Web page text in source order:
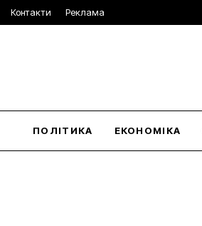
Контакти Реклама
ПОЛІТИКА ЕКОНОМІКА